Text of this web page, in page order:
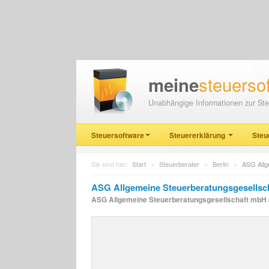
meine
Unabhängige Informationen zur
Steuersoftware Steuererklärung
Sie sind hier: Start » Steuerberater » Berlin » ASG
ASG Allgemeine
ASG Allgemeine Steuerberatungsgesellschaft